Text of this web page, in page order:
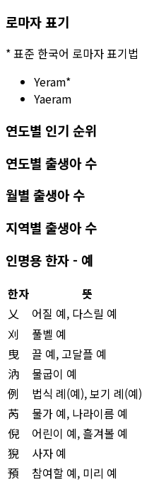
로마자 표기
*표준 한국어 로마자 표기법
Yeram*
Yaeram
연도별 인기 순위
연도별 출생아 수
월별 출생아 수
지역별 출생아 수
인명용 한자 - 예
한자 뜻
乂
어질 예, 다스릴 예
刈
풀벨 예
曳
끌 예, 고달플 예
汭
물굽이 예
例
법식 례(예), 보기 례(예)
芮
물가 예, 나라이름 예
倪
어린이 예, 흘겨볼 예
猊
사자 예
預
참여할 예, 미리 예